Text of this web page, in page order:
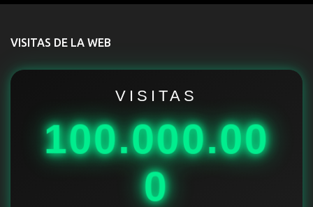
t
r
VISITAS DE LA WEB
VISITAS
100.000.00
0